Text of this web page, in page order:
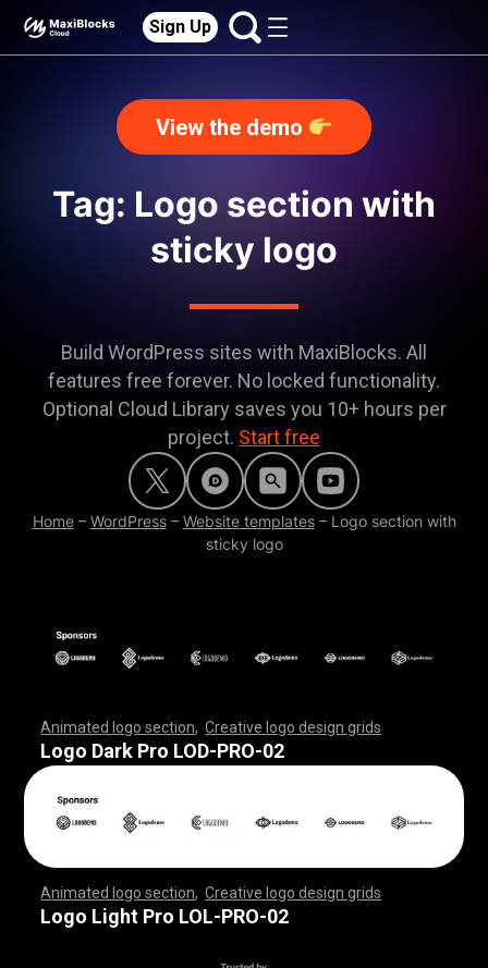
Sign Up
View the demo
Tag: Logo section with
sticky logo
Build WordPress sites with MaxiBlocks. All
features free forever. No locked functionality.
Optional Cloud Library saves you 10+ hours per
project. Start free
Home– WordPress– Website templates– Logo section with
sticky logo
Animated logo section ,Creative logo design grids
,,,,,,,,,,,,,,,,,,,,,,,, ,,,,,,,,,,,,,,,,,,,,,,,,,,,,
,,,,,,,,,,,,,,,,,,,,,,,, ,,,,,,,,,,,,,,,,,,,,,
Logo Dark Pro LOD-PRO-02
Animated logo section ,Creative logo design grids
,,,,,,,,,,,,,,,,,,,,,,,, ,,,,,,,,,,,,,,,,,,,,,,,,,,,,
,,,,,,,,,,,,,,,,,,,,,,,, ,,,,,,,,,,,,,,,,,,,,,
Logo Light Pro LOL-PRO-02